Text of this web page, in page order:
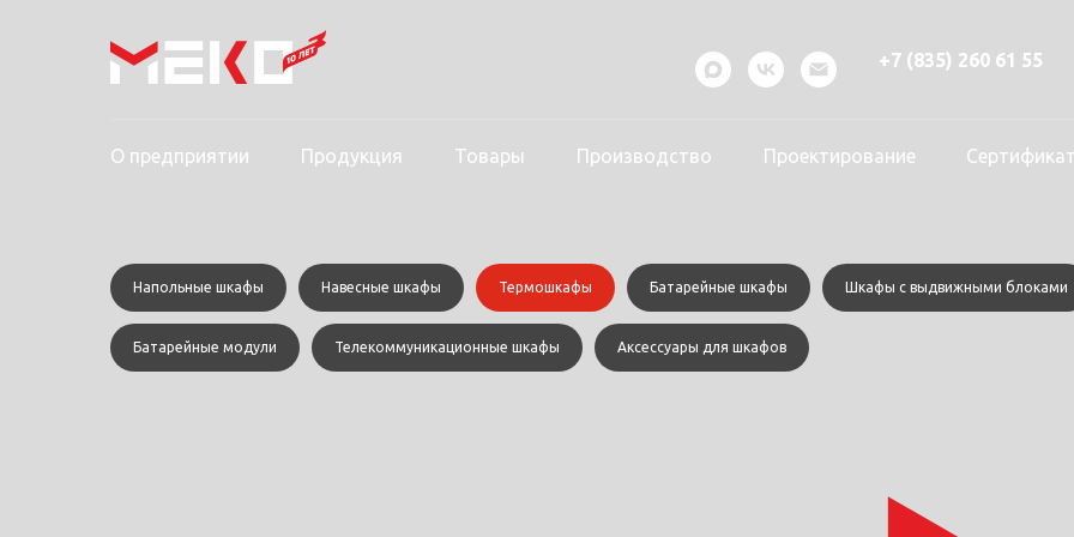
+7 (835) 260 61 55
О предприятии Продукция Товары Производство Проектирование
Напольные шкафы Навесные шкафы Термошкафы Батарейные шкафы Шкафы с выдвижными блоками
Батарейные модули Телекоммуникационные шкафы Аксессуары для шкафов